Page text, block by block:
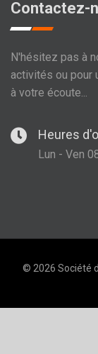
Contactez-
N'hésitez pas à
activités ou pour
à votre écoute...
Heures
Lun - Ven
© 2026 Société